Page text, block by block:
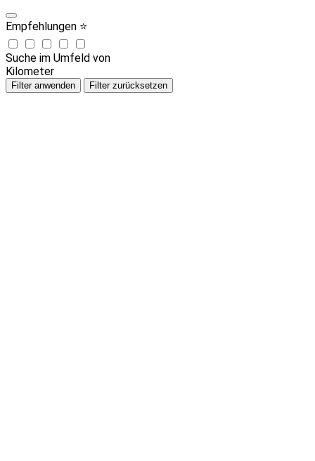
Empfehlungen ⭐
Suche im Umfeld von
Kilometer
Filter anwenden Filter zurücksetzen